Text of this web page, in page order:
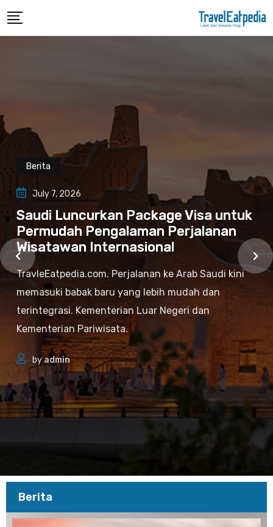
Berita
July 7, 2026
Saudi Luncurkan Package Visa untuk
Permudah Pengalaman Perjalanan
Wisatawan Internasional
TravleEatpedia.com. Perjalanan ke Arab Saudi kini
memasuki babak baru yang lebih mudah dan
terintegrasi. Kementerian Luar Negeri dan
Kementerian Pariwisata.
byadmin
Berita